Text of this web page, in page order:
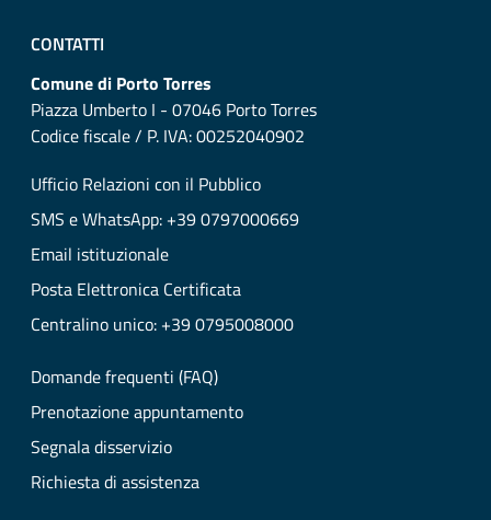
CONTATTI
Comune di Porto Torres
Piazza Umberto I - 07046 Porto Torres
Codice fiscale / P. IVA: 00252040902
Ufficio Relazioni con il Pubblico
SMS e WhatsApp: +39 0797000669
Email istituzionale
Posta Elettronica Certificata
Centralino unico: +39 0795008000
Domande frequenti (FAQ)
Prenotazione appuntamento
Segnala disservizio
Richiesta di assistenza